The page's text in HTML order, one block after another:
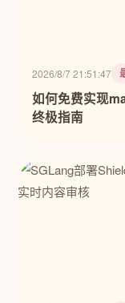
2026/8/7 21:51:47
如何免费实现
终极指南